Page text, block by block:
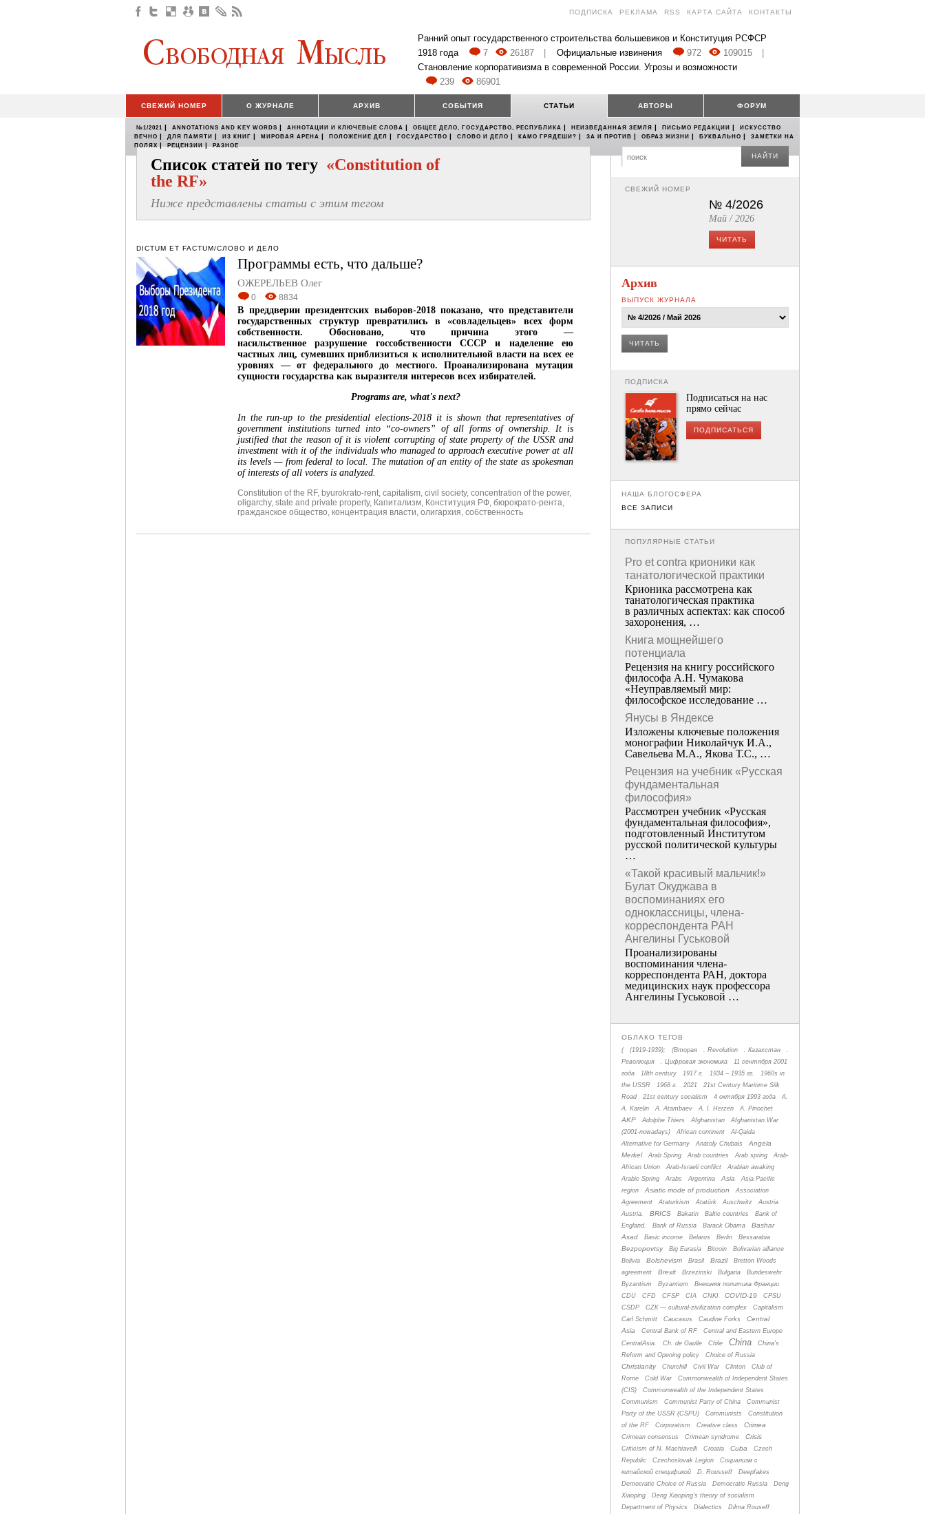
ПОДПИСКА РЕКЛАМА RSS КАРТА САЙТА КОНТАКТЫ
Ранний опыт государственного строительства большевиков и Конституция РСФСР
1918 года
7 26187 Официальные извинения 972 109015
Становление корпоративизма в современной России. Угрозы и возможности
239
86901
СВЕЖИЙ НОМЕР О ЖУРНАЛЕ АРХИВ СОБЫТИЯ СТАТЬИ АВТОРЫ ФОРУМ
№1/2021 | ANNOTATIONS AND KEY WORDS | АННОТАЦИИ И КЛЮЧЕВЫЕ СЛОВА | ОБЩЕЕ ДЕЛО, ГОСУДАРСТВО, РЕСПУБЛИКА | НЕИЗВЕДАННАЯ ЗЕМЛЯ | ПИСЬМО РЕДАКЦИИ |
ИСКУССТВО
ВЕЧНО | ДЛЯ ПАМЯТИ | ИЗ КНИГ | МИРОВАЯ АРЕНА | ПОЛОЖЕНИЕ ДЕЛ | ГОСУДАРСТВО | СЛОВО И ДЕЛО | КАМО ГРЯДЕШИ? | ЗА И ПРОТИВ | ОБРАЗ ЖИЗНИ | БУКВАЛЬНО |
ЗАМЕТКИ НА
ПОЛЯХ | РЕЦЕНЗИИ | РАЗНОЕ
Список статей по тегу «Constitution of
the RF»
Ниже представлены статьи с этим тегом
DICTUM ET FACTUM/СЛОВО И ДЕЛО
Программы есть, что дальше?
ОЖЕРЕЛЬЕВ Олег
0 8834
В преддверии президентских выборов-2018 показано, что представители
государственных структур превратились в «совладельцев» всех форм
собственности. Обосновано, что причина этого —
насильственное разрушение госсобственности СССР и наделение ею
частных лиц, сумевших приблизиться к исполнительной власти на всех ее
уровнях — от федерального до местного. Проанализирована мутация
сущности государства как выразителя интересов всех избирателей.
Programs are, what's next?
In the run-up to the presidential elections-2018 it is shown that representatives of
government institutions turned into “co-owners” of all forms of ownership. It is
justified that the reason of it is violent corrupting of state property of the USSR and
investment with it of the individuals who managed to approach executive power at all
its levels — from federal to local. The mutation of an entity of the state as spokesman
of interests of all voters is analyzed.
Constitution of the RF, byurokrato-rent, capitalism, civil society, concentration of the power,
oligarchy, state and private property, Капитализм, Конституция РФ, бюрократо-рента,
гражданское общество, концентрация власти, олигархия, собственность
НАЙТИ
СВЕЖИЙ НОМЕР
№ 4/2026
Май / 2026
ЧИТАТЬ
Архив
ВЫПУСК ЖУРНАЛА
ЧИТАТЬ
ПОДПИСКА
Подписаться на нас
прямо сейчас
ПОДПИСАТЬСЯ
НАША БЛОГОСФЕРА
ВСЕ ЗАПИСИ
ПОПУЛЯРНЫЕ СТАТЬИ
Pro et contra крионики как
танатологической практики
Крионика рассмотрена как
танатологическая практика
в различных аспектах: как способ
захоронения, …
Книга мощнейшего
потенциала
Рецензия на книгу российского
философа А.Н. Чумакова
«Неуправляемый мир:
философское исследование …
Янусы в Яндексе
Изложены ключевые положения
монографии Николайчук И.А.,
Савельева М.А., Якова Т.С., …
Рецензия на учебник «Русская
фундаментальная
философия»
Рассмотрен учебник «Русская
фундаментальная философия»,
подготовленный Институтом
русской политической культуры
…
«Такой красивый мальчик!»
Булат Окуджава в
воспоминаниях его
одноклассницы, члена-
корреспондента РАН
Ангелины Гуськовой
Проанализированы
воспоминания члена­
корреспондента РАН, доктора
медицинских наук профессора
Ангелины Гуськовой …
ОБЛАКО ТЕГОВ
( (1919-1939); (Вторая . Revolution . Казахстан
.
Революция
. Цифровая экономика
11 сентября 2001
года
18th century 1917 г. 1934 – 1935 гг.
1960s in
the USSR
1968 г. 2021
21st Century Maritime Silk
Road
21st century socialism 4 октября 1993 года
A.
A. Karelin
A. Atambaev A. I. Herzen A. Pinochet
AKP Adolphe Thiers Afghanistan
Afghanistan War
(2001-nowadays)
African continent
Al-Qaida
Alternative for Germany
Anatoly Chubais
Angela
Merkel
Arab Spring Arab countries Arab spring
Arab-
African Union
Arab-Israeli conflict
Arabian awaking
Arabic Spring
Arabs Argentina Asia
Asia Pacific
region
Asiatic mode of production
Association
Agreement
Ataturkism Atatürk Auschwitz
Austria
Austria.
BRICS Bakatin Baltic countries
Bank of
England.
Bank of Russia Barack Obama
Bashar
Asad
Basic income Belarus Berlin Bessarabia
Bezpopovtsy Big Eurasia Bitcoin
Bolivarian alliance
Bolivia
Bolshevism Brasil Brazil
Bretton Woods
agreement
Brexit Brzezinski Bulgaria
Bundeswehr
Byzantism
Byzantium
Bнешняя политика Франции
CDU
CFD CFSP CIA CNKI COVID-19
CPSU
CSDP
CZК — cultural-zivilization complex
Capitalism
Carl Schmitt
Caucasus Caudine Forks
Central
Asia
Central Bank of RF
Central and Eastern Europe
CentralAsia.
Ch. de Gaulle Chile China
China's
Reform and Opening policy
Choice of Russia
Christianity Churchill Civil War Clinton
Club of
Rome
Cold War
Commonwealth of Independent States
(CIS)
Commonwealth of the Independent States
Communism
Communist Party of China
Communist
Party of the USSR (CSPU)
Communists
Constitution
of the RF
Corporatism Creative class Crimea
Crimean consensus Crimean syndrome Crisis
Criticism of N. Machiavelli Croatia Cuba
Czech
Republic
Czechoslovak Legion
Cоциализм с
китайской спецификой
D. Rousseff
Deepfakes
Democratic Choice of Russia
Democratic Russia
Deng
Xiaoping
Deng Xiaoping's theory of socialism
Department of Physics
Dialectics
Dilma Rouseff